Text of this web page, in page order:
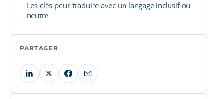
Les clés pour traduire avec un langage inclusif ou
neutre
PARTAGER